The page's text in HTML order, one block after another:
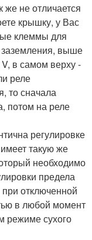
же не отличается
крышку, у Вас
клеммы для
выше
в самом верху -
реле
то сначала
потом на реле
регулировке
такую же
необходимо
предела
отключенной
в любой момент
режиме сухого